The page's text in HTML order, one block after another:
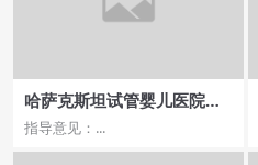
哈萨克斯坦试管婴儿医院排
名这些医院是首选
指导意见：...